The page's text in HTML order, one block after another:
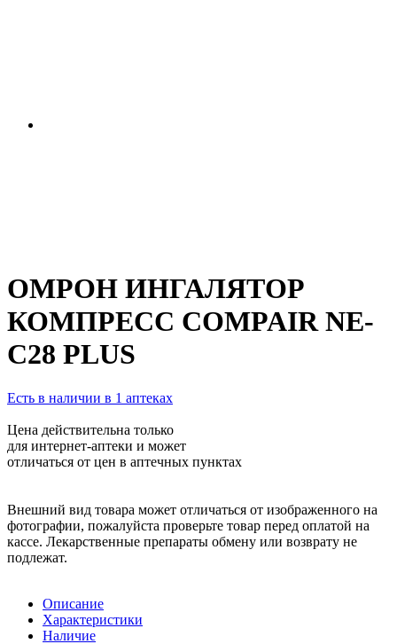
ОМРОН ИНГАЛЯТОР
КОМПРЕСС COMPAIR NE-
C28 PLUS
Есть в наличии в 1 аптеках
Цена действительна только
для интернет-аптеки и может
отличаться от цен в аптечных пунктах
Внешний вид товара может отличаться от изображенного на
фотографии, пожалуйста проверьте товар перед оплатой на
кассе. Лекарственные препараты обмену или возврату не
подлежат.
Описание
Характеристики
Наличие